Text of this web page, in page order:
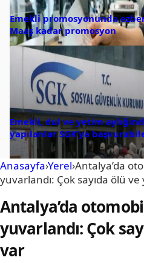
Emekli promosyonunda
Maaş kadar promosyon
Emekli, dul ve yetim
yapılanlar SGK’ya
Anasayfa›Yerel›Antalya’da
yuvarlandı: Çok sayıda ölü ve
Antalya’da
yuvarlandı: Çok
var